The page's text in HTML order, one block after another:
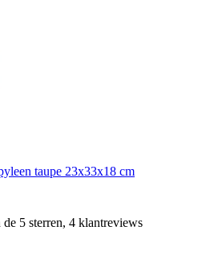
taupe 23x33x18 cm
5 sterren, 4 klantreviews